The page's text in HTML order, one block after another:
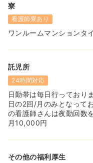
寮
看護師寮あり
ワンルームマンションタ
託児所
24時間対応
日勤帯は毎日行っており
日の2回/月のみとなって
の看護師さんは夜勤回数
月10,000円
その他の福利厚生